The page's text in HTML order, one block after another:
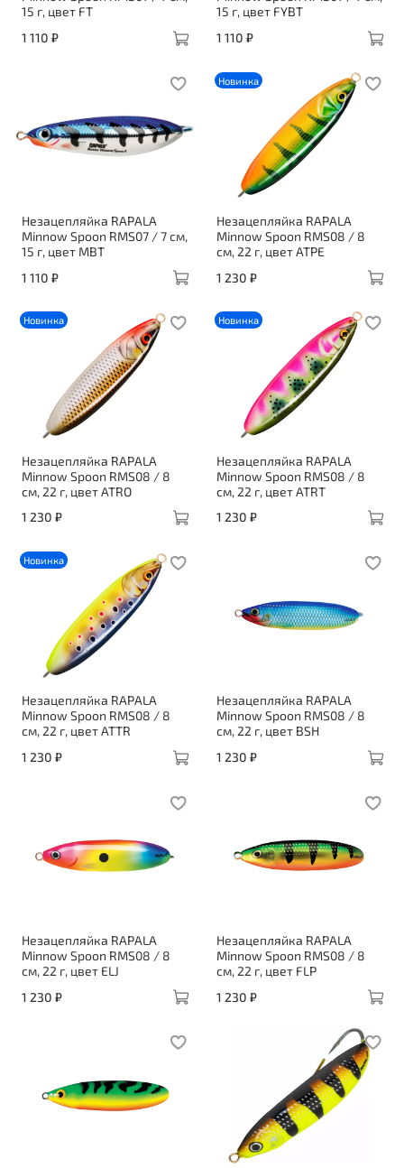
15 г, цвет FT
1 110 ₽
15 г, цвет FYBT
1 110 ₽
Незацепляйка RAPALA
Minnow Spoon RMS07 / 7 см,
15 г, цвет MBT
1 110 ₽
Новинка
Незацепляйка RAPALA
Minnow Spoon RMS08 / 8
см, 22 г, цвет ATPE
1 230 ₽
Новинка
Незацепляйка RAPALA
Minnow Spoon RMS08 / 8
см, 22 г, цвет ATRO
1 230 ₽
Новинка
Незацепляйка RAPALA
Minnow Spoon RMS08 / 8
см, 22 г, цвет ATRT
1 230 ₽
Новинка
Незацепляйка RAPALA
Minnow Spoon RMS08 / 8
см, 22 г, цвет ATTR
1 230 ₽
Незацепляйка RAPALA
Minnow Spoon RMS08 / 8
см, 22 г, цвет BSH
1 230 ₽
Незацепляйка RAPALA
Minnow Spoon RMS08 / 8
см, 22 г, цвет ELJ
1 230 ₽
Незацепляйка RAPALA
Minnow Spoon RMS08 / 8
см, 22 г, цвет FLP
1 230 ₽